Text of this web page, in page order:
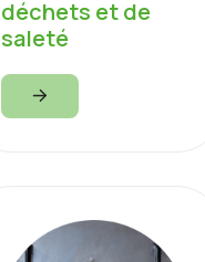
déchets et de
saleté